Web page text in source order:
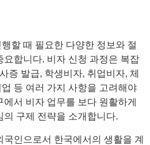
할 때 필요한 다양한 정보와 절
요합니다. 비자 신청 과정은 복잡
증 발급, 학생비자, 취업비자, 체
등 여러 가지 사항을 고려해야
서 비자 업무를 보다 원활하게
구제 전략을 소개합니다.
인으로서 한국에서의 생활을 계